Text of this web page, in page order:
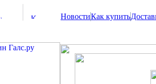
НовостиКак купить